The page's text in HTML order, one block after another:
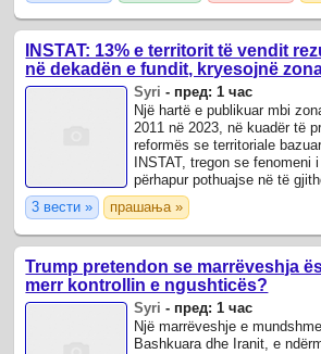
INSTAT: 13% e territorit të vendit
në dekadën e fundit, kryesojnë
Syri - пред: 1 час
Një hartë e publikuar mbi
2011 në 2023, në kuadër të
reformës se territoriale
INSTAT, tregon se fenomeni
përhapur pothuajse në të
shfaqet më i theksuar në
3 вести » прашања »
Trump pretendon se marrëveshja
merr kontrollin e ngushticës?
Syri - пред: 1 час
Një marrëveshje e
Bashkuara dhe Iranit, e